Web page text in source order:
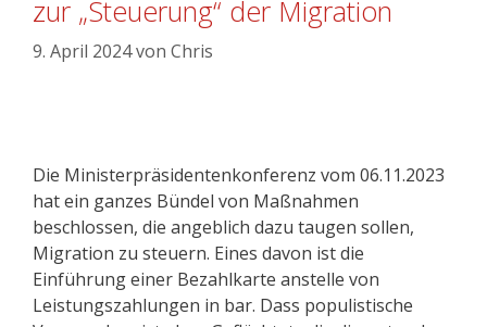
zur „Steuerung“ der Migration
9. April 2024von Chris
Die Ministerpräsidentenkonferenz vom 06.11.2023
hat ein ganzes Bündel von Maßnahmen
beschlossen, die angeblich dazu taugen sollen,
Migration zu steuern. Eines davon ist die
Einführung einer Bezahlkarte anstelle von
Leistungszahlungen in bar. Dass populistische